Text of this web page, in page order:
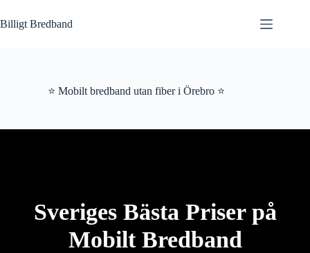
till
innehåll
Billigt Bredband
⭐ Mobilt bredband utan fiber i Örebro ⭐
Sveriges Bästa Priser på
Mobilt Bredband